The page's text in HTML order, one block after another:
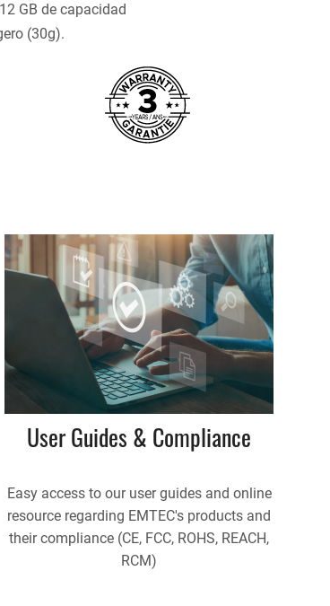
GB de capacidad
(30g).
User Guides & Compliance
Easy access to our user guides and online
resource regarding EMTEC's products and
their compliance (CE, FCC, ROHS, REACH,
RCM)